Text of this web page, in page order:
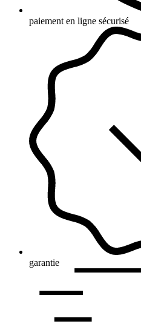
paiement en ligne sécurisé
garantie